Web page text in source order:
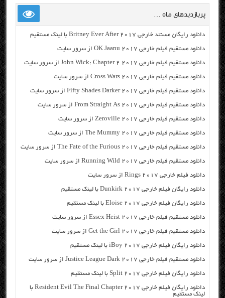
پربازدیدهای ماه …
دانلود رایگان مسنتد خارجی Britney Ever After 2017 با لینک مستقیم
دانلود مستقیم فیلم خارجی OK Jaanu 2017 از سرور سایت
دانلود مستقیم فیلم خارجی John Wick: Chapter 2 2017 از سرور سایت
دانلود مستقیم فیلم خارجی Cross Wars 2017 از سرور سایت
دانلود مستقیم فیلم خارجی Fifty Shades Darker 2017 از سرور سایت
دانلود مستقیم فیلم خارجی From Straight As 2017 از سرور سایت
دانلود مستقیم فیلم خارجی Zeroville 2017 از سرور سایت
دانلود مستقیم فیلم خارجی The Mummy 2017 از سرور سایت
دانلود مستقیم فیلم خارجی The Fate of the Furious 2017 از سرور سایت
دانلود مستقیم فیلم خارجی Running Wild 2017 از سرور سایت
دانلود فیلم خارجی Rings 2017 از سرور سایت
دانلود رایگان فیلم خارجی Dunkirk 2017 با لینک مستقیم
دانلود رایگان فیلم خارجی Eloise 2017 با لینک مستقیم
دانلود مستقیم فیلم خارجی Essex Heist 2017 از سرور سایت
دانلود مستقیم فیلم خارجی Get the Girl 2017 از سرور سایت
دانلود رایگان فیلم خارجی iBoy 2017 با لینک مستقیم
دانلود مستقیم فیلم خارجی Justice League Dark 2017 از سرور سایت
دانلود رایگان فیلم خارجی Split 2017 با لینک مستقیم
دانلود رایگان فیلم خارجی Resident Evil The Final Chapter 2017 با
لینک مستقیم